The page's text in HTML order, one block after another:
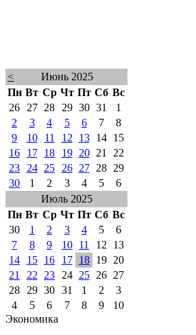
<
Июнь 2025
Пн Вт Ср Чт Пт Сб Вс
26
27 28 29 30 31
1
2
3 4 5 6 7
8
9
10 11 12 13 14
15
16
17 18 19 20 21
22
23
24 25 26 27 28
29
30
1 2 3 4 5
6
Июль 2025
Пн Вт Ср Чт Пт Сб Вс
30
1 2 3 4 5
6
7
8 9 10 11 12
13
14
15 16 17 18 19
20
21
22 23 24 25 26
27
28
29 30 31 1 2
3
4
5 6 7 8 9
10
Экономика